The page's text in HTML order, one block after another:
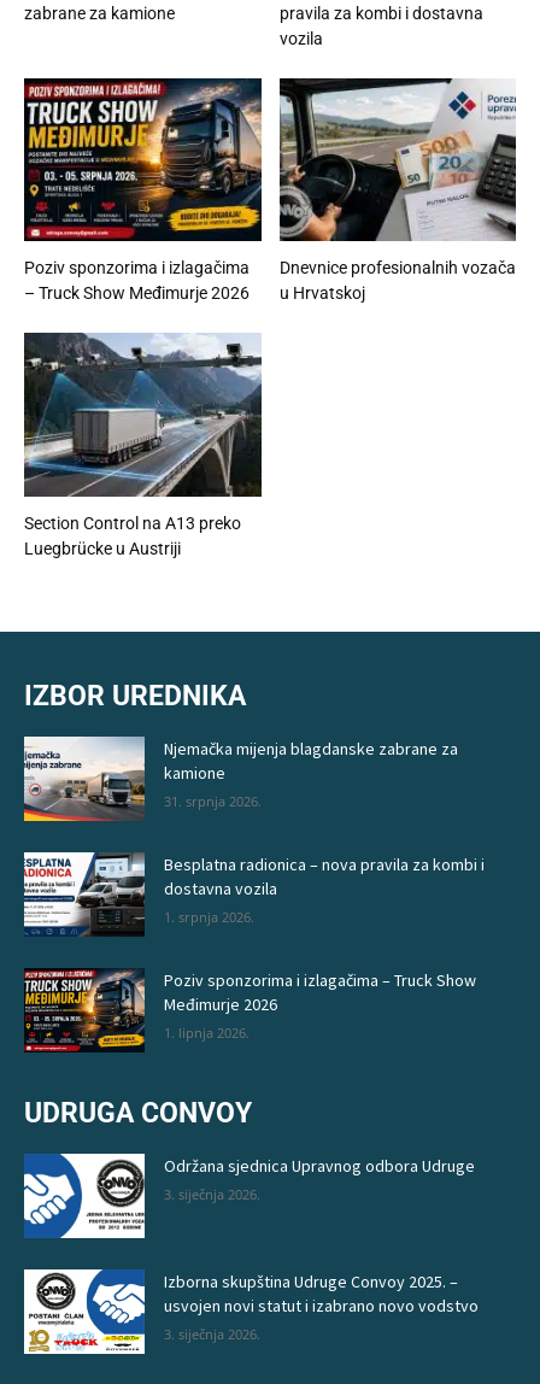
zabrane za kamione
pravila za kombi i dostavna
vozila
Poziv sponzorima i izlagačima
– Truck Show Međimurje 2026
Dnevnice profesionalnih vozača
u Hrvatskoj
Section Control na A13 preko
Luegbrücke u Austriji
IZBOR UREDNIKA
Njemačka mijenja blagdanske zabrane za
kamione
31. srpnja 2026.
Besplatna radionica – nova pravila za kombi i
dostavna vozila
1. srpnja 2026.
Poziv sponzorima i izlagačima – Truck Show
Međimurje 2026
1. lipnja 2026.
UDRUGA CONVOY
Održana sjednica Upravnog odbora Udruge
3. siječnja 2026.
Izborna skupština Udruge Convoy 2025. –
usvojen novi statut i izabrano novo vodstvo
3. siječnja 2026.